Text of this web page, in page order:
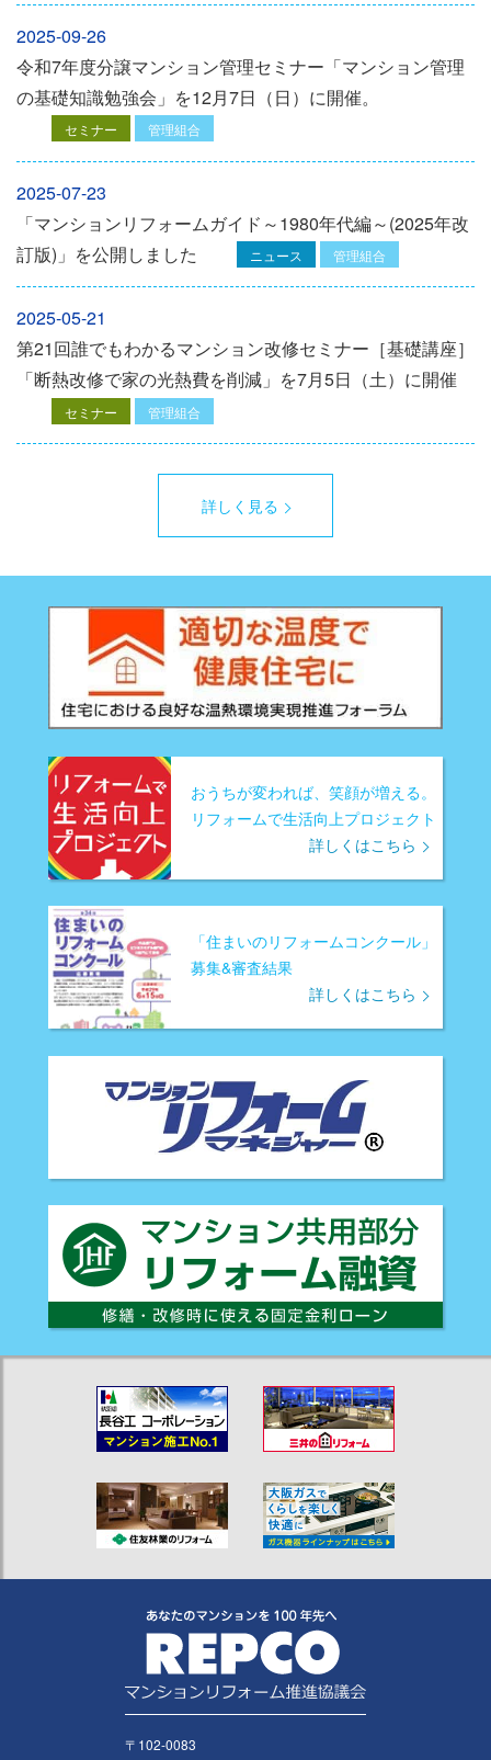
2025-09-26
令和7年度分譲マンション管理セミナー「マンション管理
の基礎知識勉強会」を12⽉7⽇（⽇）に開催。
セミナー 管理組合
2025-07-23
「マンションリフォームガイド～1980年代編～(2025年改
訂版)」を公開しました
ニュース 管理組合
2025-05-21
第21回誰でもわかるマンション改修セミナー［基礎講座］
「断熱改修で家の光熱費を削減」を7月5日（土）に開催
セミナー 管理組合
詳しく見る
おうちが変われば、笑顔が増える。
リフォームで生活向上プロジェクト
詳しくはこちら
「住まいのリフォームコンクール」
募集&審査結果
詳しくはこちら
〒102-0083